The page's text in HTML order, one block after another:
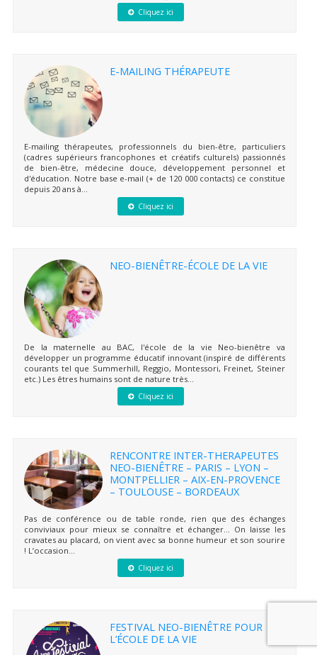
Cliquez ici
E-MAILING THÉRAPEUTE
E-mailing thérapeutes, professionnels du bien-être, particuliers
(cadres supérieurs francophones et créatifs culturels) passionnés
de bien-être, médecine douce, développement personnel et
d'éducation. Notre base e-mail (+ de 120 000 contacts) ce constitue
depuis 20 ans à...
Cliquez ici
NEO-BIENÊTRE-ÉCOLE DE LA VIE
De la maternelle au BAC, l'école de la vie Neo-bienêtre va
développer un programme éducatif innovant (inspiré de différents
courants tel que Summerhill, Reggio, Montessori, Freinet, Steiner
etc.) Les êtres humains sont de nature très...
Cliquez ici
RENCONTRE INTER-THERAPEUTES
NEO-BIENÊTRE – PARIS – LYON –
MONTPELLIER – AIX-EN-PROVENCE
– TOULOUSE – BORDEAUX
Pas de conférence ou de table ronde, rien que des échanges
conviviaux pour mieux se connaître et échanger… On laisse les
cravates au placard, on vient avec sa bonne humeur et son sourire
! L’occasion...
Cliquez ici
FESTIVAL NEO-BIENÊTRE POUR
L’ÉCOLE DE LA VIE